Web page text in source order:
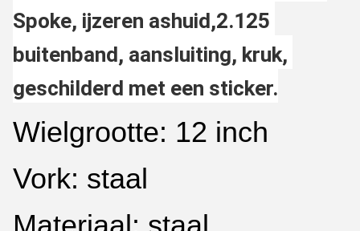
Spoke, ijzeren ashuid,2.125
buitenband, aansluiting, kruk,
geschilderd met een sticker.
Wielgrootte: 12 inch
Vork: staal